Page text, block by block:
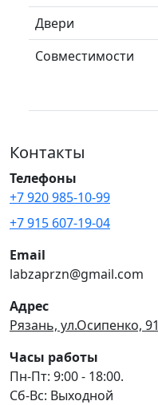
Двери
Совместимости
Контакты
Телефоны
+7 920 985-10-99
+7 915 607-19-04
Email
labzaprzn@gmail.com
Адрес
Рязань, ул.Осипенко, 91
Часы работы
Пн-Пт: 9:00 - 18:00.
Сб-Вс: Выходной